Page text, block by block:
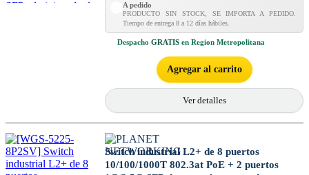
A pedido
PRODUCTO SIN STOCK, SE IMPORTA A PEDIDO.
Tiempo de entrega 8 a 12 días hábiles.
Despacho GRATIS en Region Metropolitana
Agregar al carrito
Ver detalles
Switch industrial L2+ de 8 puertos
10/100/1000T 802.3at PoE + 2 puertos